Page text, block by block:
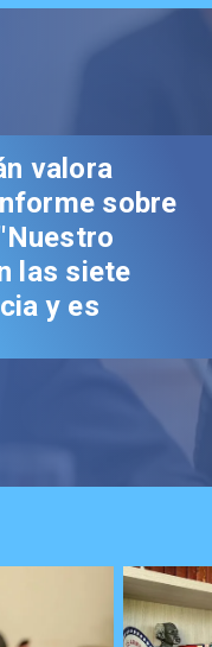
valora
sobre
las siete
y es